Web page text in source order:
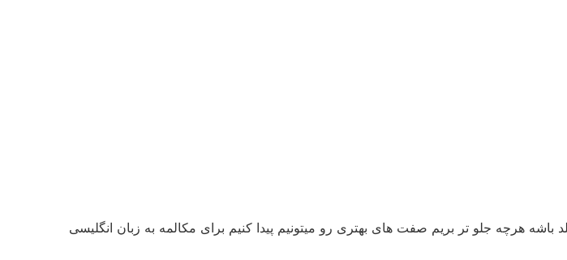
هرچه جلو تر بریم صفت های بهتری رو میتونیم پیدا کنیم برای مکالمه به زبان انگلیسی